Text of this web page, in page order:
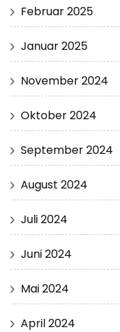
Februar 2025
Januar 2025
November 2024
Oktober 2024
September 2024
August 2024
Juli 2024
Juni 2024
Mai 2024
April 2024